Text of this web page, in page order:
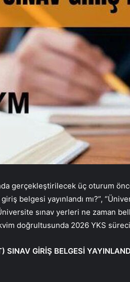
gerçekleştirilecek üç oturum
giriş belgesi yayınlandı mı?”,
sınav yerleri ne zaman
doğrultusunda 2026 YKS
GİRİŞ BELGESİ